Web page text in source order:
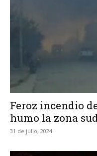
Feroz incendio
humo la zona
31 de julio, 2024